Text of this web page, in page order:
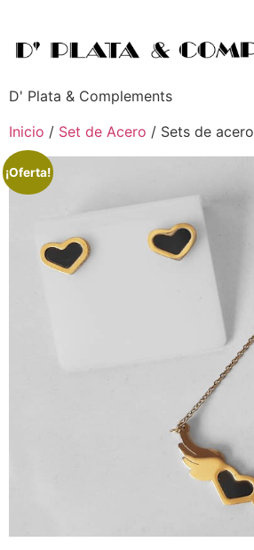
D' Plata & Complements
Inicio / Set de Acero / Sets de acero
¡Oferta!